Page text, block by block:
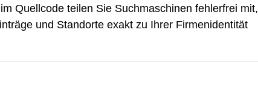
Quellcode teilen Sie Suchmaschinen fehlerfrei mit,
und Standorte exakt zu Ihrer Firmenidentität